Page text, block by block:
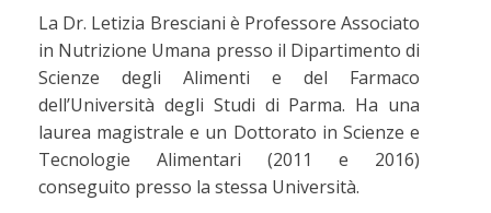
La Dr. Letizia Bresciani è Professore Associato
in Nutrizione Umana presso il Dipartimento di
Scienze degli Alimenti e del Farmaco
dell’Università degli Studi di Parma. Ha una
laurea magistrale e un Dottorato in Scienze e
Tecnologie Alimentari (2011 e 2016)
conseguito presso la stessa Università.